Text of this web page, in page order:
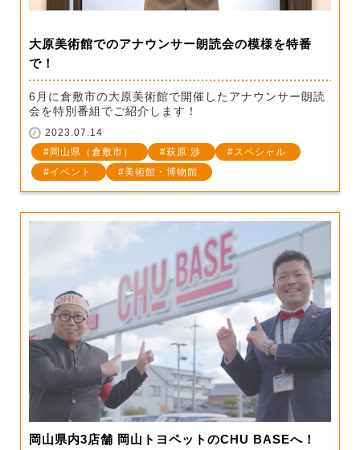
大原美術館でのアナウンサー朗読会の模様を特番
で！
6月に倉敷市の大原美術館で開催したアナウンサー朗読
会を特別番組でご紹介します！
2023.07.14
岡山県（倉敷市）
萩原 渉
スペシャル
イベント
美術館・博物館
岡山県内3店舗 岡山トヨペットのCHU BASEへ！